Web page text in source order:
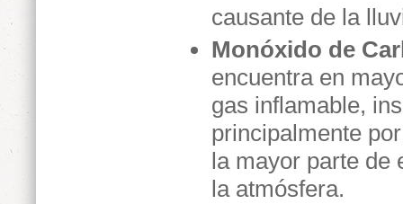
causante de la
Monóxido de
encuentra en
gas inflamable,
principalmente
la mayor parte de
la atmósfera.